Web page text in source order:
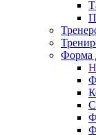
Форма